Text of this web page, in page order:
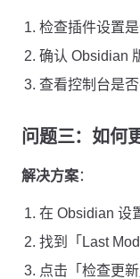
检查插件设置
确认 Obsidian
查看控制台是
问题三：如何
解决方案：
在 Obsidian 设
找到「Last
点击「检查更